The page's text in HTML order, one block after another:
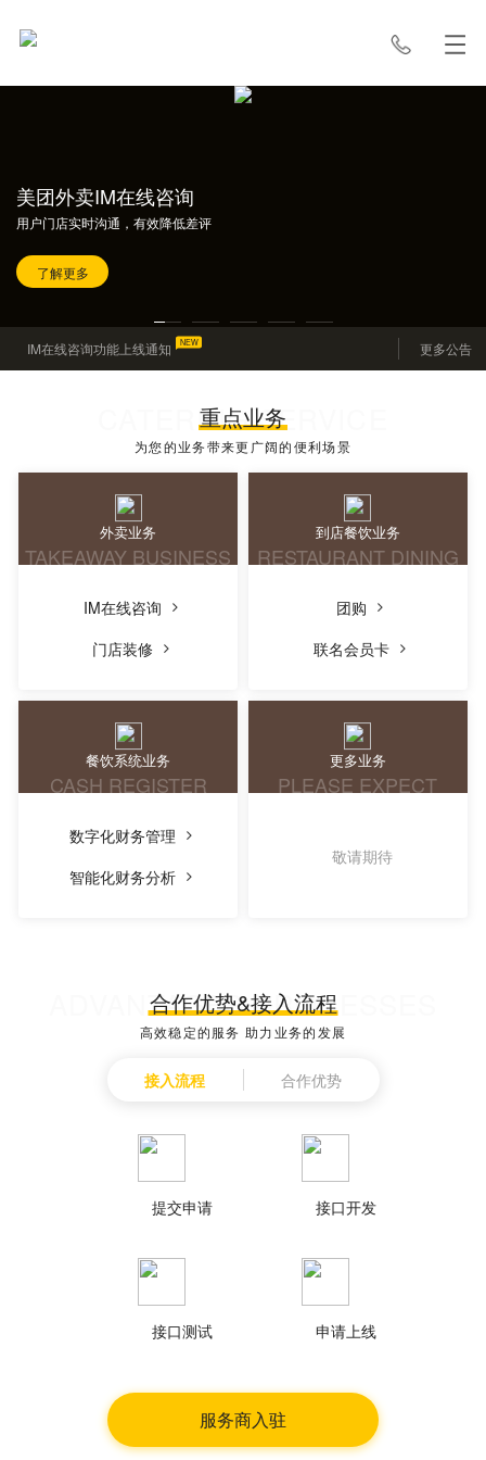
美团外卖IM在线咨询
用户门店实时沟通，有效降低差评
了解更多
IM在线咨询功能上线通知 NEW 更多公告
重点业务
为您的业务带来更广阔的便利场景
CATERING SERVICE
外卖业务
TAKEAWAY BUSINESS
IM在线咨询
门店装修
到店餐饮业务
RESTAURANT DINING
团购
联名会员卡
餐饮系统业务
CASH REGISTER
数字化财务管理
智能化财务分析
更多业务
PLEASE EXPECT
敬请期待
合作优势&接入流程
高效稳定的服务 助力业务的发展
ADVANTAGES PROCESSES
接入流程 合作优势
提交申请 接口开发
接口测试 申请上线
服务商入驻